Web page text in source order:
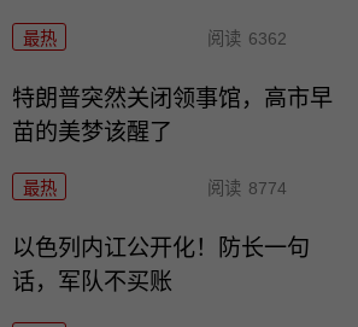
最热 阅读 6362
特朗普突然关闭领事馆，高市早
苗的美梦该醒了
最热 阅读 8774
以色列内讧公开化！防长一句
话，军队不买账